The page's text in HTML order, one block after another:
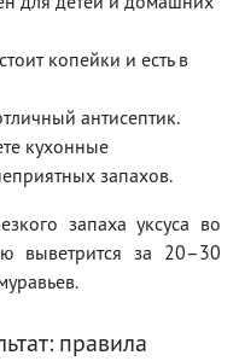
копейки и есть в
антисептик.
кухонные
запахов.
запаха уксуса во
выветрится за 20–30
правила